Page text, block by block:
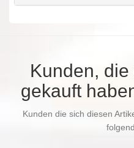
Kunden,
gekauft
Kunden die sich diesen